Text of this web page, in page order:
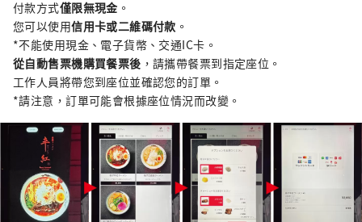
付款方式僅限無現金 。
您可以使用信用卡或二維碼付款 。
*不能使用現金、電子貨幣、交通IC卡。
從自動售票機購買餐票後 ，請攜帶餐票到指定座位。
工作人員將帶您到座位並確認您的訂單。
*請注意，訂單可能會根據座位情況而改變。